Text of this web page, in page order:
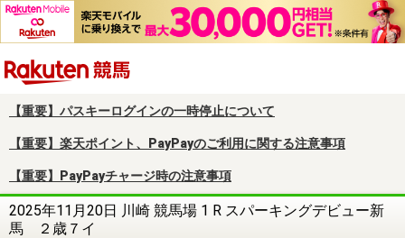
【重要】パスキーログインの一時停止について
【重要】楽天ポイント、PayPayのご利用に関する注意事項
【重要】PayPayチャージ時の注意事項
2025年11月20日 川崎 競馬場 1 R スパーキングデビュー新
馬 ２歳７イ